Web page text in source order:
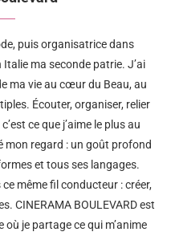
puis organisatrice dans
Italie ma seconde patrie. J’ai
ma vie au cœur du Beau, au
Écouter, organiser, relier
ce que j’aime le plus au
mon regard : un goût profond
et tous ses langages.
même fil conducteur : créer,
CINERAMA BOULEVARD est
je partage ce qui m’anime